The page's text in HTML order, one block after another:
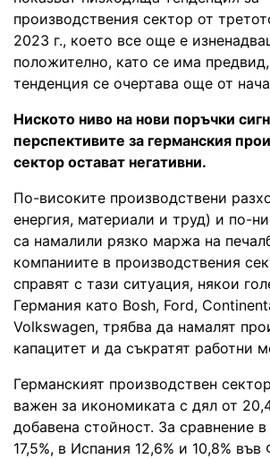
производствения сектор от
2023 г., което все още е
положително, като се има
тенденция се очертава още от
Ниското ниво на нови поръчки
перспективите за германския
сектор остават негативни.
По-високите производствени
енергия, материали и труд) и по-
са намалили рязко маржа на
компаниите в производствения
справят с тази ситуация, някои
Германия като Bosh, Ford,
Volkswagen, трябва да намалят
капацитет и да съкратят работни
Германският производствен
важен за икономиката с дял от
добавена стойност. За сравнение
17,5%, в Испания 12,6% и 10,8% във